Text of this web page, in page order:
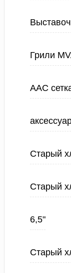
Грили
ААС
Старый
Старый
6,5"
Старый